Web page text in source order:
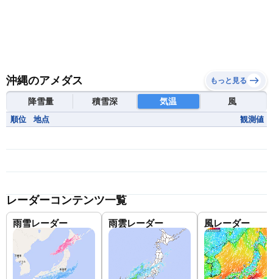
沖縄のアメダス もっと見る
降雪量 積雪深 気温 風
順位 地点 観測値
レーダーコンテンツ一覧
雨雪レーダー 雨雲レーダー 風レーダー